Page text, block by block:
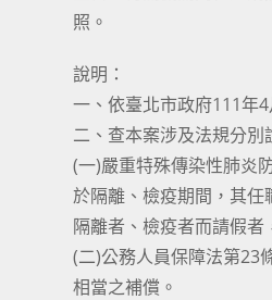
照。
說明：
一、依臺北市政府111年
二、查本案涉及法規分別
(一)嚴重特殊傳染性肺炎
於隔離、檢疫期間，其
隔離者、檢疫者而請假者
(二)公務人員保障法第23
相當之補償。